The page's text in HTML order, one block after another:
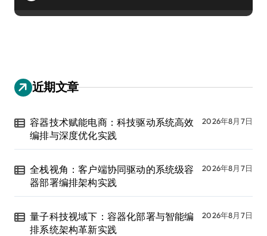
近期文章
容器技术赋能电商：科技驱动系统高效
编排与深度优化实践
2026年8月7日
全栈视角：客户端协同驱动的系统级容
器部署编排架构实践
2026年8月7日
量子科技视域下：容器化部署与智能编
排系统架构革新实践
2026年8月7日